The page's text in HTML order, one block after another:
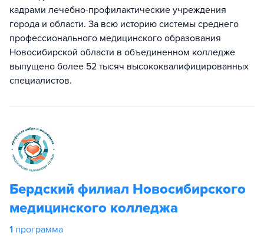
кадрами лечебно-профилактические учреждения
города и области. За всю историю системы среднего
профессионального медицинского образования
Новосибирской области в объединенном колледже
выпущено более 52 тысяч высококвалифицированных
специалистов.
Бердский филиал Новосибирского
медицинского колледжа
1 программа